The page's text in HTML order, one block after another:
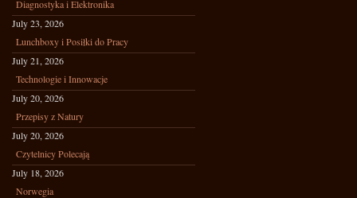
Diagnostyka i Elektronika
July 23, 2026
Lunchboxy i Posiłki do Pracy
July 21, 2026
Technologie i Innowacje
July 20, 2026
Przepisy z Natury
July 20, 2026
Czytelnicy Polecają
July 18, 2026
Norwegia